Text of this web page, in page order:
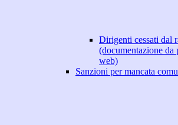
Dirigenti cessati dal
(documentazione da
web)
Sanzioni per mancata